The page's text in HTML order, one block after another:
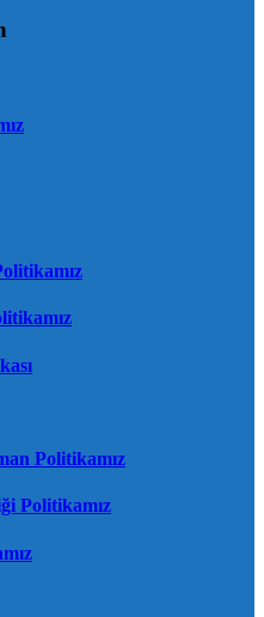
Politikamız
Politikamız